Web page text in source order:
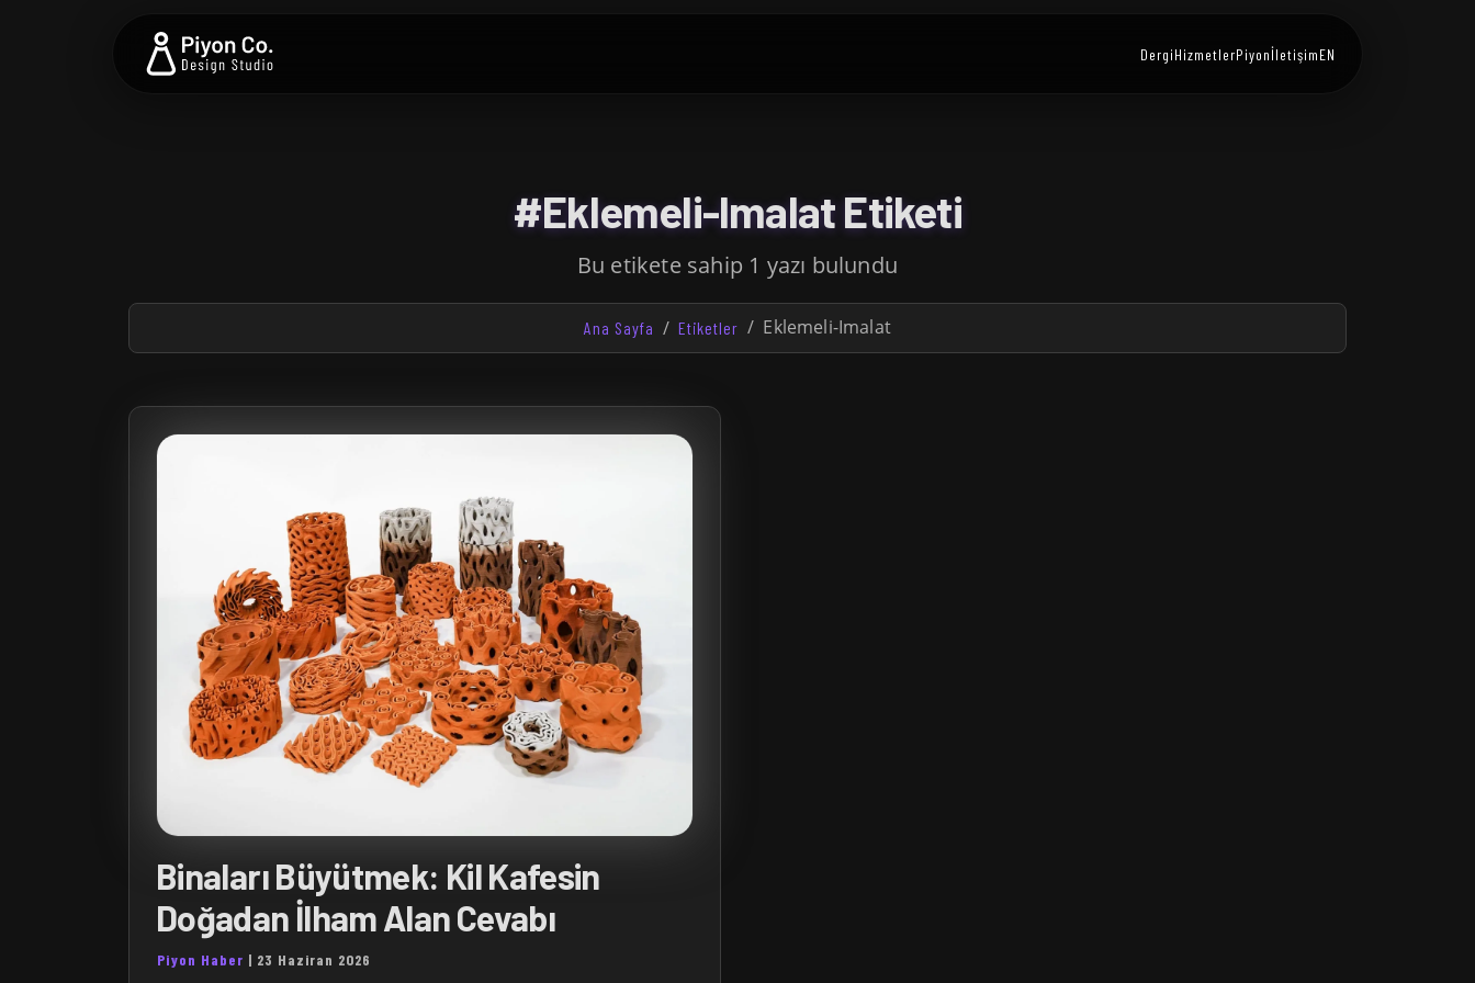
DergiHizmetlerPiyonİletişimEN
#Eklemeli-Imalat Etiketi
Bu etikete sahip 1 yazı bulundu
Ana Sayfa Etiketler Eklemeli-Imalat
Binaları Büyütmek: Kil Kafesin
Doğadan İlham Alan Cevabı
Piyon Haber | 23 Haziran 2026